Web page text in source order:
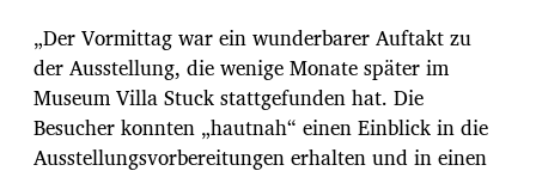
„Der Vormittag war ein wunderbarer Auftakt zu
der Ausstellung, die wenige Monate später im
Museum Villa Stuck stattgefunden hat. Die
Besucher konnten „hautnah“ einen Einblick in die
Ausstellungsvorbereitungen erhalten und in einen